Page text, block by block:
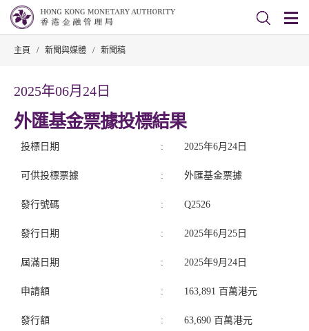
主頁 / 新聞與媒體 / 新聞稿
2025年06月24日
外匯基金票據投標結果
投標日期 : 2025年6月24日
可供投標票據 : 外匯基金票據
發行號碼 : Q2526
發行日期 : 2025年6月25日
屆滿日期 : 2025年9月24日
申請額 : 163,891 百萬港元
發行額 : 63,690 百萬港元